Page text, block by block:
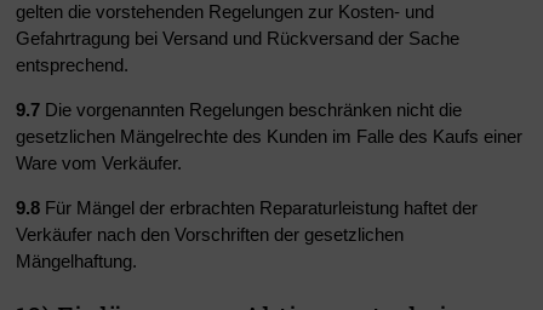
gelten die vorstehenden Regelungen zur Kosten- und
Gefahrtragung bei Versand und Rückversand der Sache
entsprechend.
9.7 Die vorgenannten Regelungen beschränken nicht die
gesetzlichen Mängelrechte des Kunden im Falle des Kaufs einer
Ware vom Verkäufer.
9.8 Für Mängel der erbrachten Reparaturleistung haftet der
Verkäufer nach den Vorschriften der gesetzlichen
Mängelhaftung.